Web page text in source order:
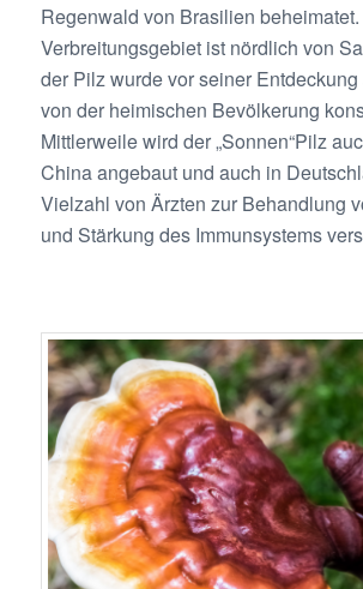
Regenwald von Brasilien
Verbreitungsgebiet ist nördlich von
der Pilz wurde vor seiner
von der heimischen Bevölkerung
Mittlerweile wird der „Sonnen“Pilz
China angebaut und auch in
Vielzahl von Ärzten zur Behandlung
und Stärkung des Immunsystems